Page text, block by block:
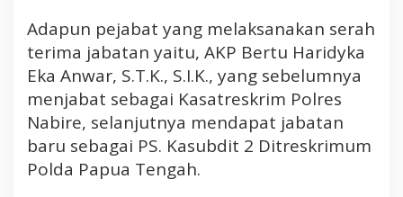
p
o
l
s
k
N
Adapun pejabat yang melaksanakan serah
terima jabatan yaitu, AKP Bertu Haridyka
Eka Anwar, S.T.K., S.I.K., yang sebelumnya
menjabat sebagai Kasatreskrim Polres
Nabire, selanjutnya mendapat jabatan
baru sebagai PS. Kasubdit 2 Ditreskrimum
Polda Papua Tengah.